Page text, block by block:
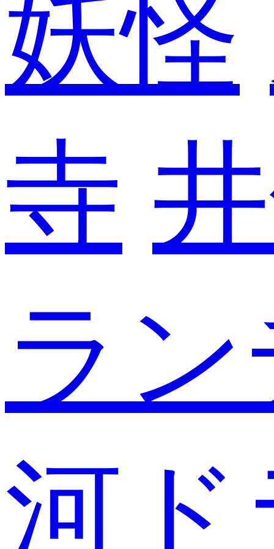
妖怪
寺
ラ
河